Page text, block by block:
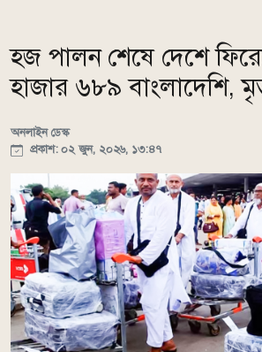
হজ পালন শেষে দেশে
হাজার ৬৮৯ বাংলাদেশি,
অনলাইন ডেস্ক
প্রকাশ: ০২ জুন, ২০২৬, ১৩:৪৭